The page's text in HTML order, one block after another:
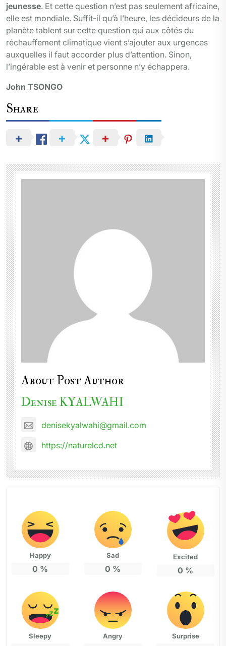
jeunesse. Et cette question n’est pas seulement africaine,
elle est mondiale. Suffit-il qu’à l’heure, les décideurs de la
planète tablent sur cette question qui aux côtés du
réchauffement climatique vient s’ajouter aux urgences
auxquelles il faut accorder plus d’attention. Sinon,
l’ingérable est à venir et personne n’y échappera.
John TSONGO
Share
About Post Author
Denise KYALWAHI
denisekyalwahi@gmail.com
https://naturelcd.net
Happy
0 %
Sad
0 %
Excited
0 %
Sleepy Angry Surprise